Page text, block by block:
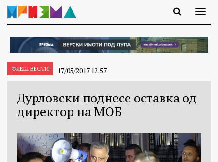
ФЛЕШ ВЕСТИ 17/05/2017 12:57
Дурловски поднесе оставка од
директор на МОБ